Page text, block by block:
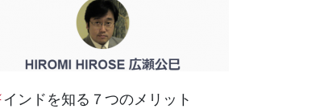
インドを知る７つのメリット